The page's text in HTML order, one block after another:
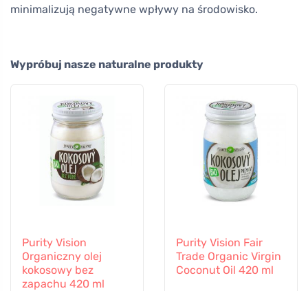
minimalizują negatywne wpływy na środowisko.
Wypróbuj nasze naturalne produkty
Purity Vision
Organiczny olej
kokosowy bez
zapachu 420 ml
Purity Vision Fair
Trade Organic Virgin
Coconut Oil 420 ml